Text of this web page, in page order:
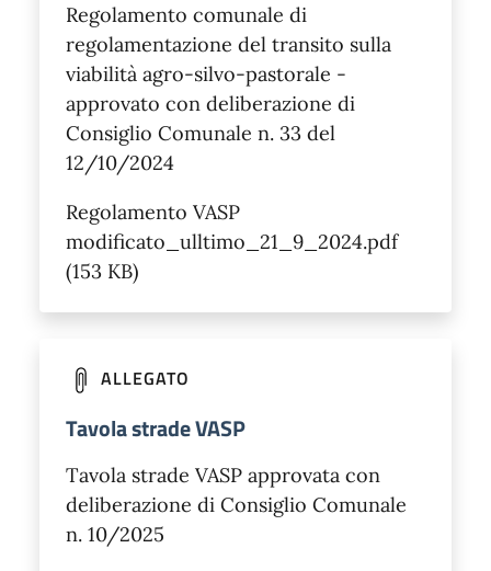
Regolamento comunale di
regolamentazione del transito sulla
viabilità agro-silvo-pastorale -
approvato con deliberazione di
Consiglio Comunale n. 33 del
12/10/2024
Regolamento VASP
modificato_ulltimo_21_9_2024.pdf
(153 KB)
ALLEGATO
Tavola strade VASP
Tavola strade VASP approvata con
deliberazione di Consiglio Comunale
n. 10/2025